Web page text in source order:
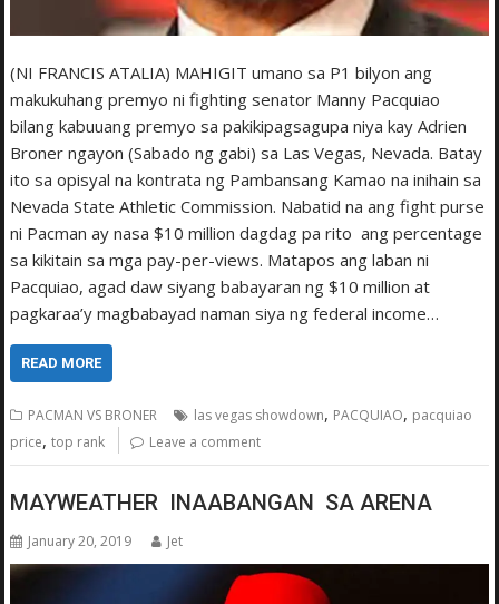
(NI FRANCIS ATALIA) MAHIGIT umano sa P1 bilyon ang
makukuhang premyo ni fighting senator Manny Pacquiao
bilang kabuuang premyo sa pakikipagsagupa niya kay Adrien
Broner ngayon (Sabado ng gabi) sa Las Vegas, Nevada. Batay
ito sa opisyal na kontrata ng Pambansang Kamao na inihain sa
Nevada State Athletic Commission. Nabatid na ang fight purse
ni Pacman ay nasa $10 million dagdag pa rito ang percentage
sa kikitain sa mga pay-per-views. Matapos ang laban ni
Pacquiao, agad daw siyang babayaran ng $10 million at
pagkaraa’y magbabayad naman siya ng federal income…
READ MORE
PACMAN VS BRONER las vegas showdown, PACQUIAO, pacquiao
price,top rank Leave a comment
MAYWEATHER INAABANGAN SA ARENA
January 20, 2019 Jet